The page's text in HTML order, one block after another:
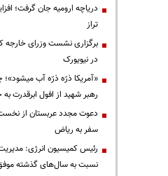
تراز
برگزاری نشست وزرای
در نیویورک
«آمریکا ذرّه ذرّه آب میشود»؛
رهبر شهید از افول ابرقدرت
دعوت مجدد عربستان از
سفر به ریاض
رئیس کمیسیون انرژی:
نسبت به سال‌های گذشته